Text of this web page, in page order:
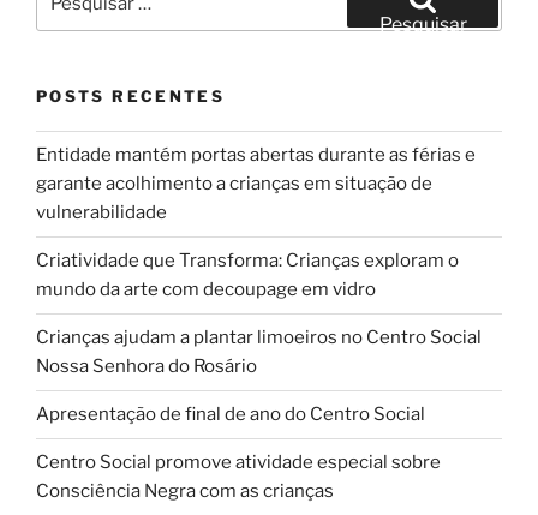
por:
Pesquisar
POSTS RECENTES
Entidade mantém portas abertas durante as férias e
garante acolhimento a crianças em situação de
vulnerabilidade
Criatividade que Transforma: Crianças exploram o
mundo da arte com decoupage em vidro
Crianças ajudam a plantar limoeiros no Centro Social
Nossa Senhora do Rosário
Apresentação de final de ano do Centro Social
Centro Social promove atividade especial sobre
Consciência Negra com as crianças